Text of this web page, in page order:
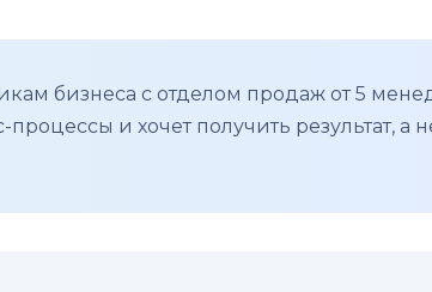
бизнеса с отделом продаж от 5
и хочет получить результат, а